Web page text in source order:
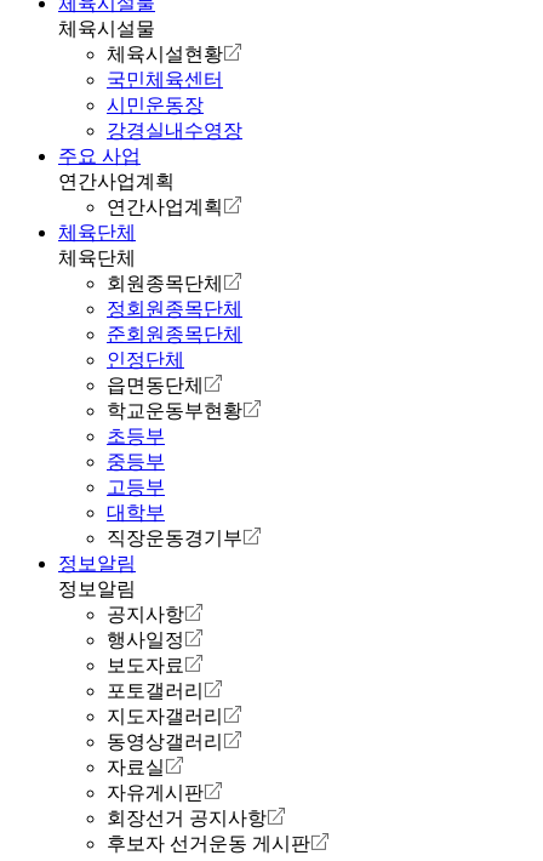
체육시설물
체육시설현황
국민체육센터
시민운동장
강경실내수영장
주요 사업
연간사업계획
연간사업계획
체육단체
체육단체
회원종목단체
정회원종목단체
준회원종목단체
인정단체
읍면동단체
학교운동부현황
초등부
중등부
고등부
대학부
직장운동경기부
정보알림
정보알림
공지사항
행사일정
보도자료
포토갤러리
지도자갤러리
동영상갤러리
자료실
자유게시판
회장선거 공지사항
후보자 선거운동 게시판